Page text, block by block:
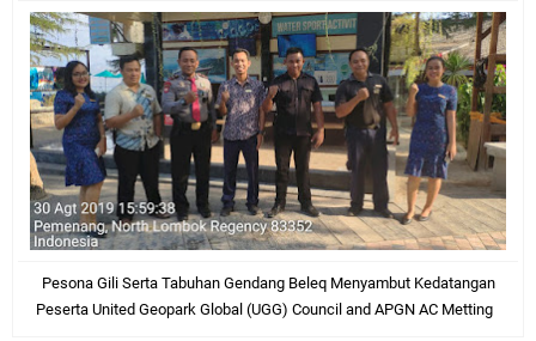
Pesona Gili Serta Tabuhan Gendang Beleq Menyambut Kedatangan
Peserta United Geopark Global (UGG) Council and APGN AC Metting